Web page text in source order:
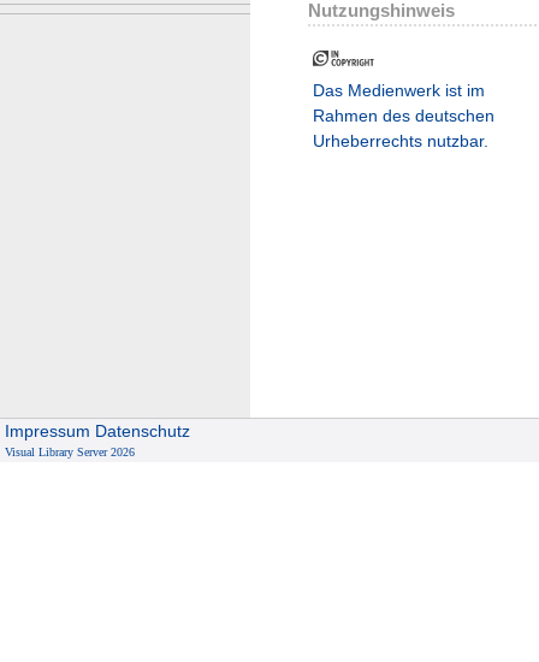
Nutzungshinweis
Das Medienwerk ist im
Rahmen des deutschen
Urheberrechts nutzbar.
Impressum Datenschutz
Visual Library Server 2026